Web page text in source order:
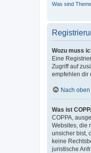
Was sind
Wozu muss
Eine
Zugriff auf
empfehlen dir
Nach oben
Was ist
COPPA,
Websites, die
unsicher bist,
keine
juristische